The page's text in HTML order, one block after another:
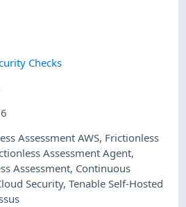
Checks
Assessment AWS, Frictionless
Assessment Agent,
Assessment, Continuous
Security,Tenable Self-Hosted